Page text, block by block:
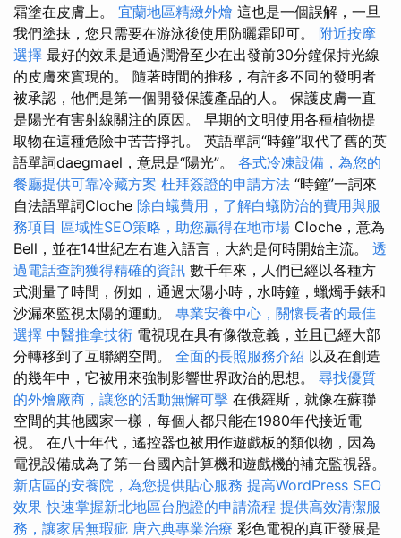
霜塗在皮膚上。 宜蘭地區精緻外燴 這也是一個誤解，一旦
我們塗抹，您只需要在游泳後使用防曬霜即可。 附近按摩
選擇 最好的效果是通過潤滑至少在出發前30分鐘保持光線
的皮膚來實現的。 隨著時間的推移，有許多不同的發明者
被承認，他們是第一個開發保護產品的人。 保護皮膚一直
是陽光有害射線關注的原因。 早期的文明使用各種植物提
取物在這種危險中苦苦掙扎。 英語單詞“時鐘”取代了舊的英
語單詞daegmael，意思是“陽光”。 各式冷凍設備，為您的
餐廳提供可靠冷藏方案 杜拜簽證的申請方法 “時鐘”一詞來
自法語單詞Cloche 除白蟻費用，了解白蟻防治的費用與服
務項目 區域性SEO策略，助您贏得在地市場 Cloche，意為
Bell，並在14世紀左右進入語言，大約是何時開始主流。 透
過電話查詢獲得精確的資訊 數千年來，人們已經以各種方
式測量了時間，例如，通過太陽小時，水時鐘，蠟燭手錶和
沙漏來監視太陽的運動。 專業安養中心，關懷長者的最佳
選擇 中醫推拿技術 電視現在具有像徵意義，並且已經大部
分轉移到了互聯網空間。 全面的長照服務介紹 以及在創造
的幾年中，它被用來強制影響世界政治的思想。 尋找優質
的外燴廠商，讓您的活動無懈可擊 在俄羅斯，就像在蘇聯
空間的其他國家一樣，每個人都只能在1980年代接近電
視。 在八十年代，遙控器也被用作遊戲板的類似物，因為
電視設備成為了第一台國內計算機和遊戲機的補充監視器。
新店區的安養院，為您提供貼心服務 提高WordPress SEO
效果 快速掌握新北地區台胞證的申請流程 提供高效清潔服
務，讓家居無瑕疵 唐六典專業治療 彩色電視的真正發展是